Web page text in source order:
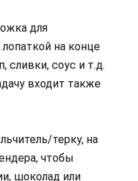
для
на конце
соус и т.д.
входит также
терку, на
чтобы
шоколад или